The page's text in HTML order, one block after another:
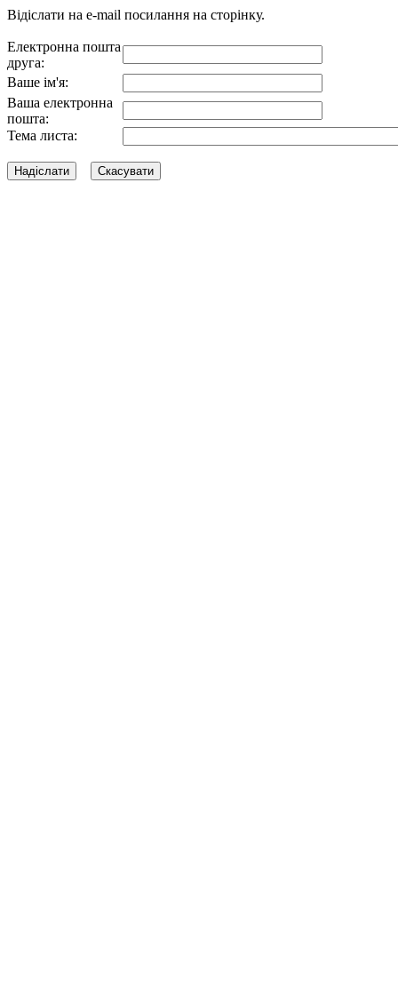
Відіслати на e-mail посилання на сторінку.
Електронна пошта
друга:
Ваше ім'я:
Ваша електронна
пошта:
Тема листа: